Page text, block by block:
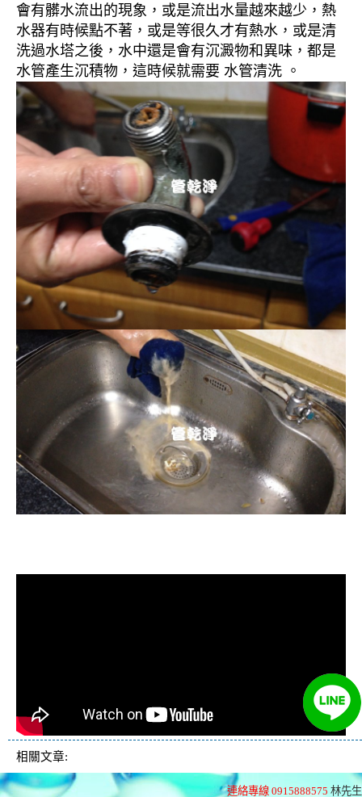
會有髒水流出的現象，或是流出水量越來越少，熱
水器有時候點不著，或是等很久才有熱水，或是清
洗過水塔之後，水中還是會有沉澱物和異味，都是
水管產生沉積物，這時候就需要 水管清洗 。
相關文章:
連絡專線 0915888575 林先生